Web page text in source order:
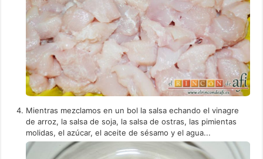
Mientras mezclamos en un bol la salsa echando el vinagre
de arroz, la salsa de soja, la salsa de ostras, las pimientas
molidas, el azúcar, el aceite de sésamo y el agua...